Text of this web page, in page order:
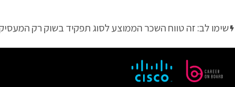
שימו לב: זה טווח השכר הממוצע לסוג תפקיד בשוק רק